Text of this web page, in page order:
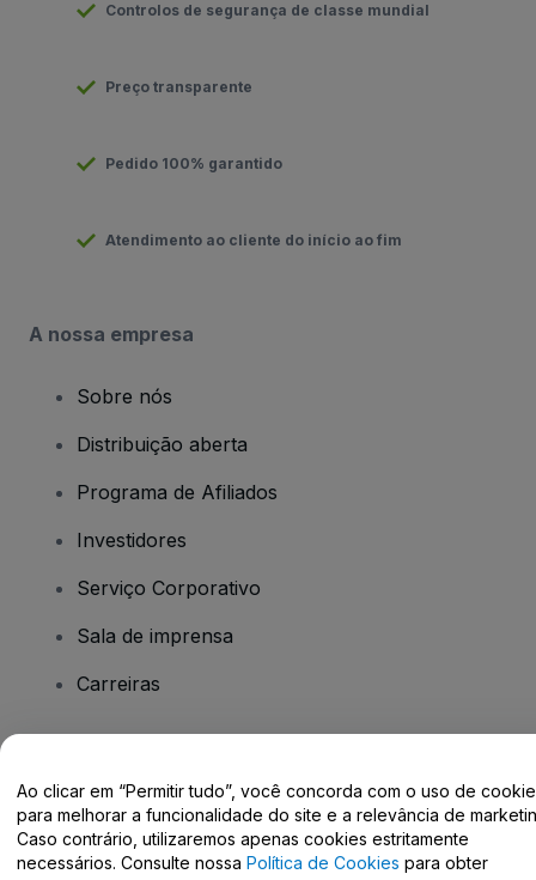
Controlos de segurança de classe mundial
Preço transparente
Pedido 100% garantido
Atendimento ao cliente do início ao fim
A nossa empresa
Sobre nós
Distribuição aberta
Programa de Afiliados
Investidores
Serviço Corporativo
Sala de imprensa
Carreiras
Centro de Ajuda / Fale Conosco
Ao clicar em “Permitir tudo”, você concorda com o uso de
para melhorar a funcionalidade do site e a relevância de
Caso contrário, utilizaremos apenas cookies estritamente
necessários. Consulte nossa Política de Cookies para obter